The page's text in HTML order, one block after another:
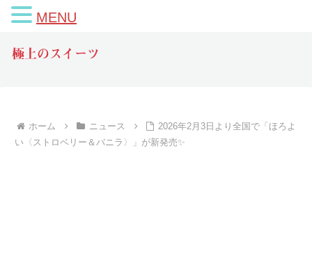
極上のスイーツ
ホーム ニュース
2026年2月3日より全国で「ほろよ
い〈ストロベリー＆バニラ〉」が新発売✨
MENU